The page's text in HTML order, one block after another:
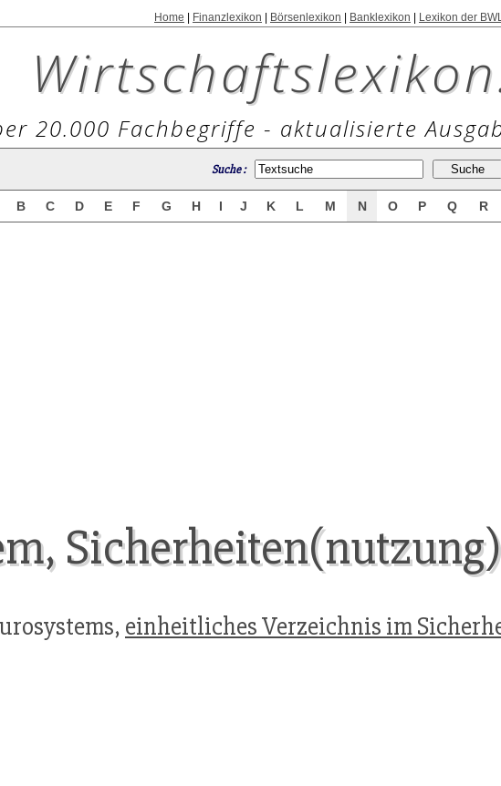
Home Finanzlexikon Börsenlexikon Banklexikon Lexikon der
20.000 Fachbegriffe - aktualisierte
Suche :
B C D E F G H I J K L M N O P Q R
Sicherheiten(nutzung)
einheitliches Verzeichnis im